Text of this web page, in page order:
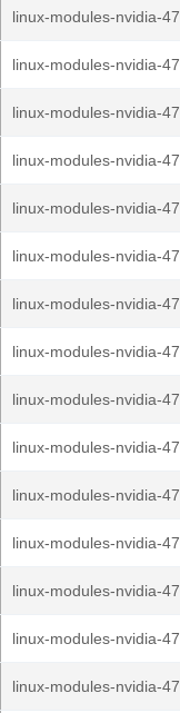
linux-modules-nvidia-
linux-modules-nvidia-
linux-modules-nvidia-
linux-modules-nvidia-
linux-modules-nvidia-
linux-modules-nvidia-
linux-modules-nvidia-
linux-modules-nvidia-
linux-modules-nvidia-
linux-modules-nvidia-
linux-modules-nvidia-
linux-modules-nvidia-
linux-modules-nvidia-
linux-modules-nvidia-
linux-modules-nvidia-